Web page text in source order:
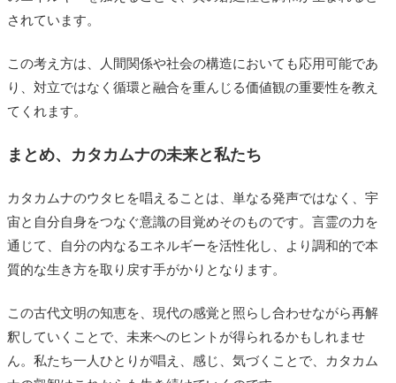
されています。
この考え方は、人間関係や社会の構造においても応用可能であ
り、対立ではなく循環と融合を重んじる価値観の重要性を教え
てくれます。
まとめ、カタカムナの未来と私たち
カタカムナのウタヒを唱えることは、単なる発声ではなく、宇
宙と自分自身をつなぐ意識の目覚めそのものです。言霊の力を
通じて、自分の内なるエネルギーを活性化し、より調和的で本
質的な生き方を取り戻す手がかりとなります。
この古代文明の知恵を、現代の感覚と照らし合わせながら再解
釈していくことで、未来へのヒントが得られるかもしれませ
ん。私たち一人ひとりが唱え、感じ、気づくことで、カタカム